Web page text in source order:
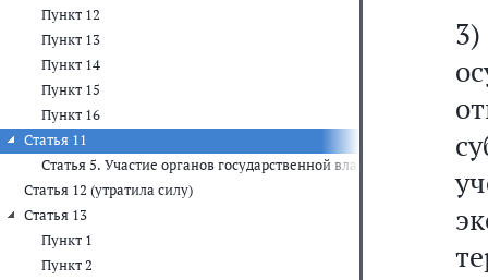
Пункт 12
Пункт 13
Пункт 14
Пункт 15
Пункт 16
Статья 11
Статья 5. Участие органов государственной власти субъектов
Статья 12 (утратила силу)
Статья 13
Пункт 1
Пункт 2